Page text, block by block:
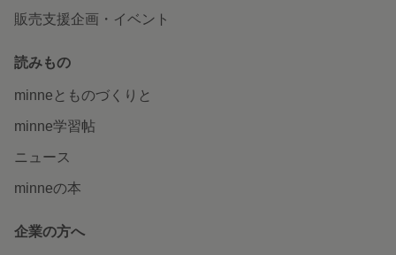
販売支援企画・イベント
読みもの
minneとものづくりと
minne学習帖
ニュース
minneの本
企業の方へ